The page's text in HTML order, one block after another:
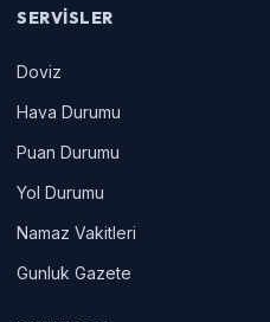
SERVISLER
Doviz
Hava Durumu
Puan Durumu
Yol Durumu
Namaz Vakitleri
Gunluk Gazete